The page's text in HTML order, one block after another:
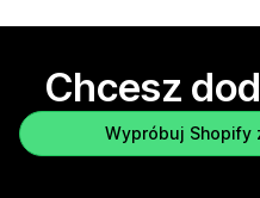
Chcesz
Wypróbuj Shopify